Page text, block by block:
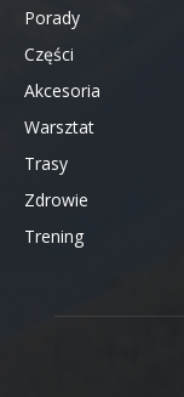
Porady
Części
Akcesoria
Warsztat
Trasy
Zdrowie
Trening